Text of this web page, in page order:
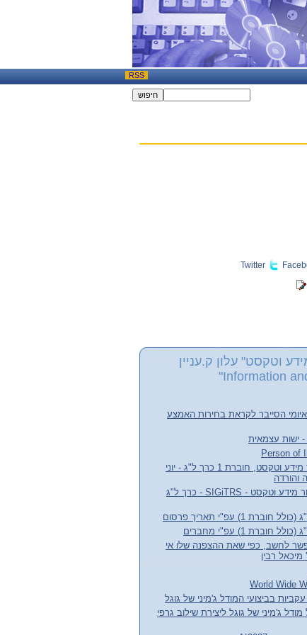
RSS
Twitter
וטקסט" עלון ק.עניין
Information
הסייבר לקראת בחירות האמצע
ישות עצמאית
עלון קבוצת העניין אחזור מידע וטקסט, חוברת 1 כרך ל"ג - יוני
חדשות קבוצת עניין אחזור מידע וטקסט - SIGiTRS - כרך ל"ג
1) עפ"י תאריך פרסום
1) עפ"י מחברים
לחשב, כפי שאת ההצפנה שלו אי
רבין
בביצועי המודל ג'מיני של גוגל
ג'מיני של גוגל ליצירת שילוב גרפי